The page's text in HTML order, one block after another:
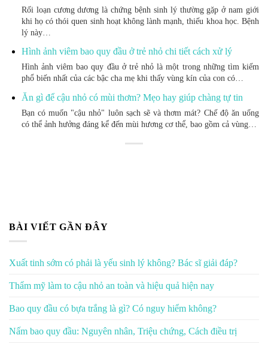
Rối loạn cương dương là chứng bệnh sinh lý thường gặp ở nam giới
khi họ có thói quen sinh hoạt không lành mạnh, thiếu khoa học. Bệnh
lý này…
Hình ảnh viêm bao quy đầu ở trẻ nhỏ chi tiết cách xử lý
Hình ảnh viêm bao quy đầu ở trẻ nhỏ là một trong những tìm kiếm
phổ biến nhất của các bậc cha mẹ khi thấy vùng kín của con có…
Ăn gì để cậu nhỏ có mùi thơm? Mẹo hay giúp chàng tự tin
Bạn có muốn "cậu nhỏ" luôn sạch sẽ và thơm mát? Chế độ ăn uống
có thể ảnh hưởng đáng kể đến mùi hương cơ thể, bao gồm cả vùng…
BÀI VIẾT GẦN ĐÂY
Xuất tinh sớm có phải là yếu sinh lý không? Bác sĩ giải đáp?
Thẩm mỹ làm to cậu nhỏ an toàn và hiệu quả hiện nay
Bao quy đầu có bựa trắng là gì? Có nguy hiểm không?
Nấm bao quy đầu: Nguyên nhân, Triệu chứng, Cách điều trị